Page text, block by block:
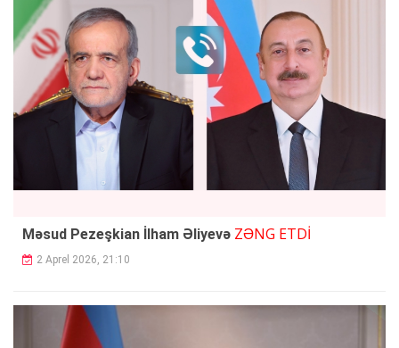
Məsud Pezeşkian İlham Əliyevə ZƏNG ETDİ
2 Aprel 2026, 21:10